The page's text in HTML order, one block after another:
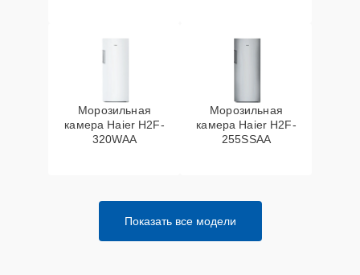
Морозильная
камера Haier H2F-
320WAA
Морозильная
камера Haier H2F-
255SSAA
Показать все модели